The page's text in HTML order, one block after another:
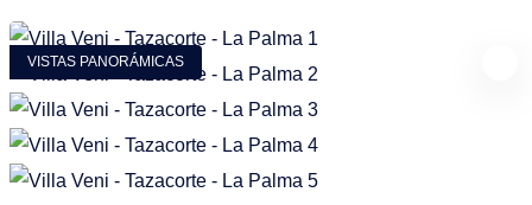
VISTAS PANORÁMICAS